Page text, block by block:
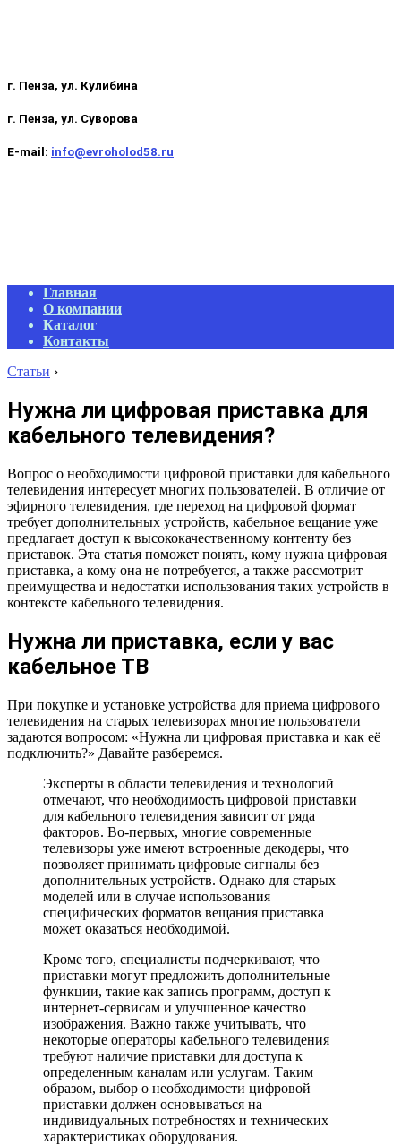
г. Пенза, ул. Кулибина
г. Пенза, ул. Суворова
E-mail: info@evroholod58.ru
Primary
Navigation
Menu
Главная
О компании
Каталог
Контакты
Статьи ›
Нужна ли цифровая приставка для
кабельного телевидения?
Вопрос о необходимости цифровой приставки для кабельного
телевидения интересует многих пользователей. В отличие от
эфирного телевидения, где переход на цифровой формат
требует дополнительных устройств, кабельное вещание уже
предлагает доступ к высококачественному контенту без
приставок. Эта статья поможет понять, кому нужна цифровая
приставка, а кому она не потребуется, а также рассмотрит
преимущества и недостатки использования таких устройств в
контексте кабельного телевидения.
Нужна ли приставка, если у вас
кабельное ТВ
При покупке и установке устройства для приема цифрового
телевидения на старых телевизорах многие пользователи
задаются вопросом: «Нужна ли цифровая приставка и как её
подключить?» Давайте разберемся.
Эксперты в области телевидения и технологий
отмечают, что необходимость цифровой приставки
для кабельного телевидения зависит от ряда
факторов. Во-первых, многие современные
телевизоры уже имеют встроенные декодеры, что
позволяет принимать цифровые сигналы без
дополнительных устройств. Однако для старых
моделей или в случае использования
специфических форматов вещания приставка
может оказаться необходимой.
Кроме того, специалисты подчеркивают, что
приставки могут предложить дополнительные
функции, такие как запись программ, доступ к
интернет-сервисам и улучшенное качество
изображения. Важно также учитывать, что
некоторые операторы кабельного телевидения
требуют наличие приставки для доступа к
определенным каналам или услугам. Таким
образом, выбор о необходимости цифровой
приставки должен основываться на
индивидуальных потребностях и технических
характеристиках оборудования.